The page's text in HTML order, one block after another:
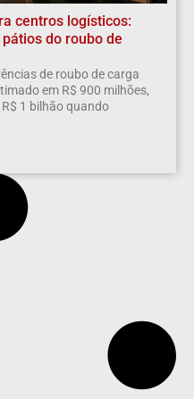
centros logísticos:
do roubo de
de roubo de carga
em R$ 900 milhões,
1 bilhão quando